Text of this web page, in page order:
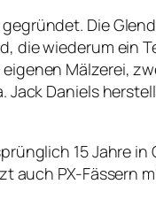
Die
die wiederum ein
Mälzerei,
Daniels
15 Jahre
auch PX-